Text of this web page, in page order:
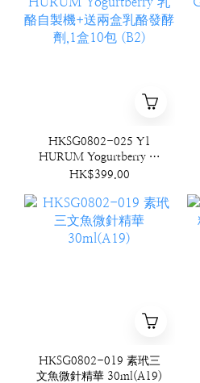
HKSG0802-025 Y1
HURUM Yogurtberry 乳
酪自製機+送兩盒乳酪發
HK$399.00
HKSG0802-019 素玳三
文魚微針精華 30ml(A19)